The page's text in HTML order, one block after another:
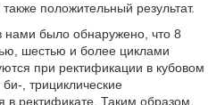
положительный результат.
нами было обнаружено, что 8
шестью и более циклами
при ректификации в кубовом
, трициклические
в ректификате. Таким образом,